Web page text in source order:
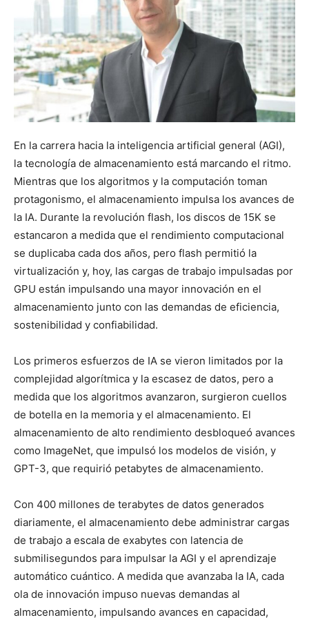
En la carrera hacia la inteligencia artificial general (AGI),
la tecnología de almacenamiento está marcando el ritmo.
Mientras que los algoritmos y la computación toman
protagonismo, el almacenamiento impulsa los avances de
la IA. Durante la revolución flash, los discos de 15K se
estancaron a medida que el rendimiento computacional
se duplicaba cada dos años, pero flash permitió la
virtualización y, hoy, las cargas de trabajo impulsadas por
GPU están impulsando una mayor innovación en el
almacenamiento junto con las demandas de eficiencia,
sostenibilidad y confiabilidad.
Los primeros esfuerzos de IA se vieron limitados por la
complejidad algorítmica y la escasez de datos, pero a
medida que los algoritmos avanzaron, surgieron cuellos
de botella en la memoria y el almacenamiento. El
almacenamiento de alto rendimiento desbloqueó avances
como ImageNet, que impulsó los modelos de visión, y
GPT-3, que requirió petabytes de almacenamiento.
Con 400 millones de terabytes de datos generados
diariamente, el almacenamiento debe administrar cargas
de trabajo a escala de exabytes con latencia de
submilisegundos para impulsar la AGI y el aprendizaje
automático cuántico. A medida que avanzaba la IA, cada
ola de innovación impuso nuevas demandas al
almacenamiento, impulsando avances en capacidad,